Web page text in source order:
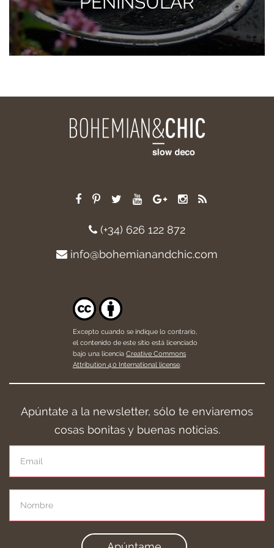
(+34) 626 122 872
info@bohemianandchic.com
Excepto cuando se indique lo contrario,
el contenido de este sitio está licenciado
bajo una licencia Creative Commons
Attribution 4.0 International license.
Apúntate a la newsletter, sólo te enviaremos
cosas bonitas y buenas noticias.